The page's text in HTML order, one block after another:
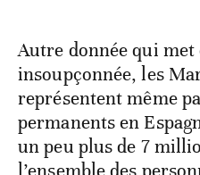
Autre donnée qui
insoupçonnée, les
représentent même
permanents en
un peu plus de 7